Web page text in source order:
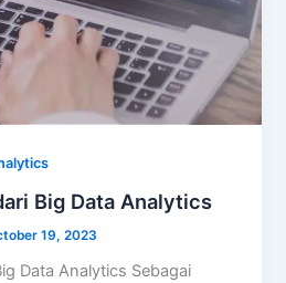
Big Data Analytics
19, 2023
Data Analytics Sebagai